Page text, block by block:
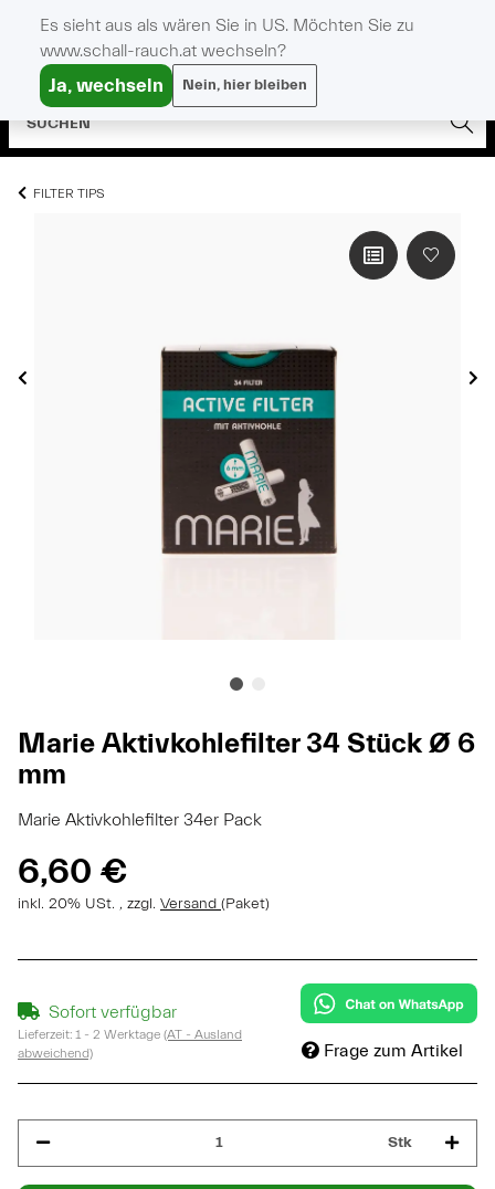
FILTER TIPS
Marie Aktivkohlefilter 34 Stück Ø 6
mm
Marie Aktivkohlefilter 34er Pack
6,60 €
inkl. 20% USt. , zzgl. Versand (Paket)
Sofort verfügbar
Lieferzeit: 1 - 2 Werktage (AT - Ausland
abweichend)
Frage zum Artikel
Stk
Es sieht aus als wären Sie in US. Möchten Sie zu
www.schall-rauch.at wechseln?
Ja, wechseln Nein, hier bleiben